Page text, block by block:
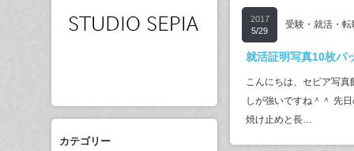
カテゴリー
2017
5/29
受験・就活・
就活証明写真10枚パ
こんにちは、セピア写
しが強いですね＾＾ 先
焼け止めと長…